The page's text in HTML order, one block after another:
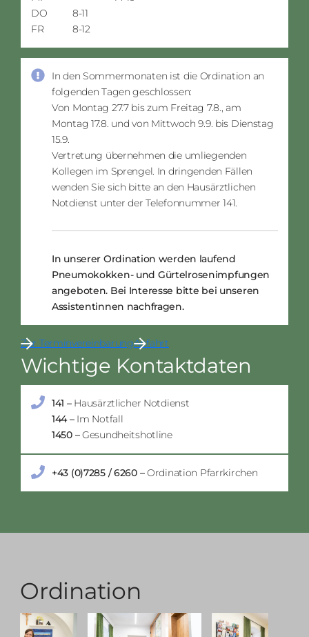
DO
8-11
FR
8-12
In den Sommermonaten ist die Ordination an
folgenden Tagen geschlossen:
Von Montag 27.7 bis zum Freitag 7.8., am
Montag 17.8. und von Mittwoch 9.9. bis Dienstag
15.9.
Vertretung übernehmen die umliegenden
Kollegen im Sprengel. In dringenden Fällen
wenden Sie sich bitte an den Hausärztlichen
Notdienst unter der Telefonnummer 141.
In unserer Ordination werden laufend
Pneumokokken- und Gürtelrosenimpfungen
angeboten. Bei Interesse bitte bei unseren
Assistentinnen nachfragen.
Zur TerminvereinbarungAnfahrt
Wichtige Kontaktdaten
141 – Hausärztlicher Notdienst
144 – Im Notfall
1450 –Gesundheitshotline
+43 (0)7285 / 6260 –Ordination Pfarrkirchen
Ordination